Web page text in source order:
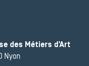
des Métiers d'Art
Nyon